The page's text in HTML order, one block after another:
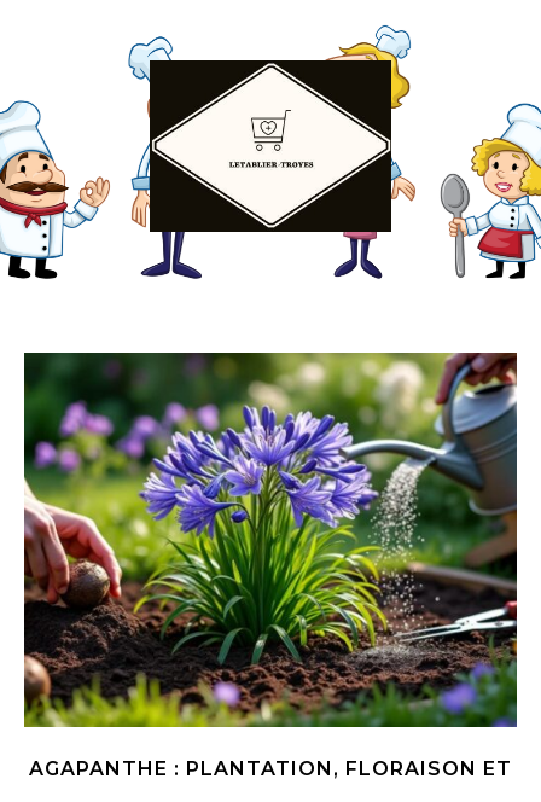
AGAPANTHE : PLANTATION, FLORAISON ET